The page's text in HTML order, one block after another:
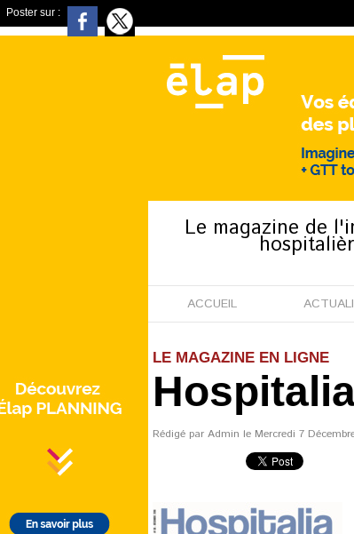
Poster sur :
Le magazine de
ACCUEIL
LE MAGAZINE EN LIGNE
Rédigé par Admin le Mercredi 7